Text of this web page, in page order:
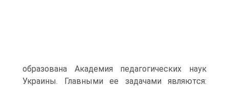
образована Академия педагогических наук
Украины. Главными ее задачами являются: